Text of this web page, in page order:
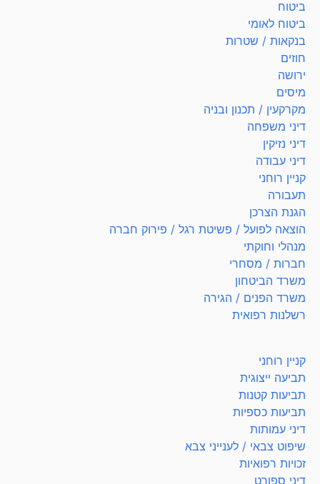
ביטוח
ביטוח לאומי
בנקאות / שטרות
חוזים
ירושה
מיסים
מקרקעין / תכנון ובניה
דיני משפחה
דיני נזיקין
דיני עבודה
קניין רוחני
תעבורה
הגנת הצרכן
הוצאה לפועל / פשיטת רגל / פירוק חברה
מנהלי וחוקתי
חברות / מסחרי
משרד הביטחון
משרד הפנים / הגירה
רשלנות רפואית
קניין רוחני
תביעה ייצוגית
תביעות קטנות
תביעות כספיות
דיני עמותות
שיפוט צבאי / לענייני צבא
זכויות רפואיות
דיני ספורט